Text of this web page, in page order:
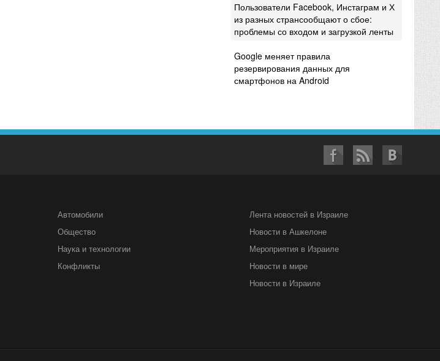
Пользователи Facebook, Инстаграм и Х
из разных странсообщают о сбое:
проблемы со входом и загрузкой ленты
Google меняет правила
резервирования данных для
смартфонов на Android
Автомобили
Общество
Наука и технологии
Конфликты
Лента новостей в Израиле
Новости в Ашкелоне
Мероприятия в Израиле
Новости в мире
Новости в Израиле